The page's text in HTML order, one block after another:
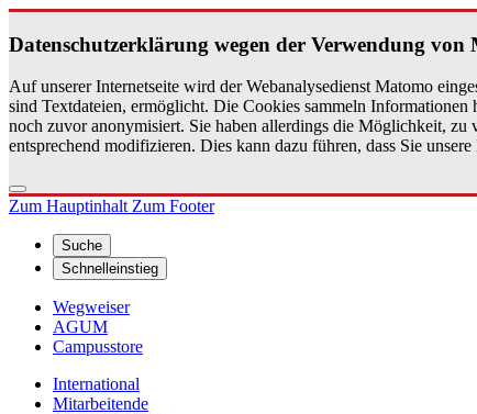
Da­ten­schutz­er­klä­rung wegen der Ver­wen­dung von
Auf unserer Internetseite wird der Webanalysedienst Matomo
sind Textdateien, ermöglicht. Die Cookies sammeln
noch zuvor anonymisiert. Sie haben allerdings die Möglichkeit,
entsprechend modifizieren. Dies kann dazu führen, dass Sie
Zum HauptinhaltZum Footer
Suche
Schnelleinstieg
Wegweiser
AGUM
Campusstore
International
Mitarbeitende